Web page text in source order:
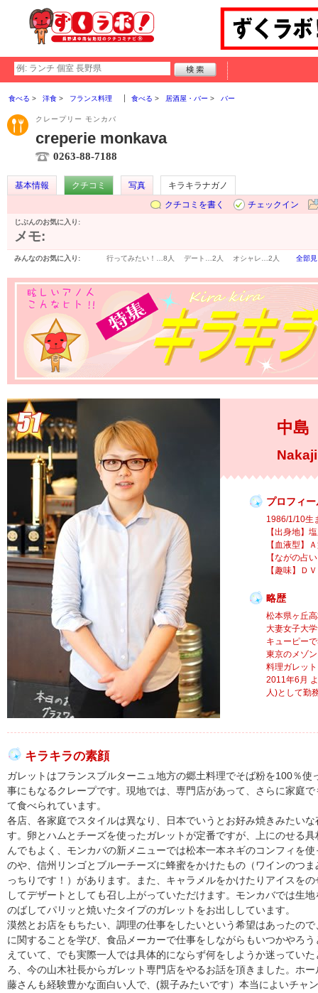
食べる 洋食 フランス料理 食べる 居酒屋・バー バー
クレープリー モンカバ
creperie monkava
0263-88-7188
基本情報 クチコミ 写真
キラキラナガノ
クチコミを書く
チェックイン
じぶんのお気に入り:
メモ:
みんなのお気に入り: 行ってみたい！… 8人 デート… 2人 オシャレ… 2人 全部
中
プロフィー
1986/1/10生
【出身地】
【血液型】
【ながの占
【趣味】Ｄ
略歴
松本県ヶ丘
大妻女子大
キューピー
東京のメゾ
料理ガレッ
2011年6月
人)として勤
キラキラの素顔
ガレットはフランスブルターニュ地方の郷土料理でそば粉を100％使
事にもなるクレープです。現地では、専門店があって、さらに家庭で
て食べられています。
各店、各家庭でスタイルは異なり、日本でいうとお好み焼きみたいな
す。卵とハムとチーズを使ったガレットが定番ですが、上にのせる具
んでもよく、モンカバの新メニューでは松本一本ネギのコンフィを使
のや、信州リンゴとブルーチーズに蜂蜜をかけたもの（ワインのつま
っちりです！）があります。また、キャラメルをかけたりアイスをの
してデザートとしても召し上がっていただけます。モンカバでは生地
のばしてパリッと焼いたタイプのガレットをお出ししています。
漠然とお店をもちたい、調理の仕事をしたいという希望はあったので
に関することを学び、食品メーカーで仕事をしながらもいつかやろう
えていて、でも実際一人では具体的にならず何をしようか迷っていた
ろ、今の山木社長からガレット専門店をやるお話を頂きました。ホー
藤さんも経験豊かな面白い人で、(親子みたいです）本当によいチャ